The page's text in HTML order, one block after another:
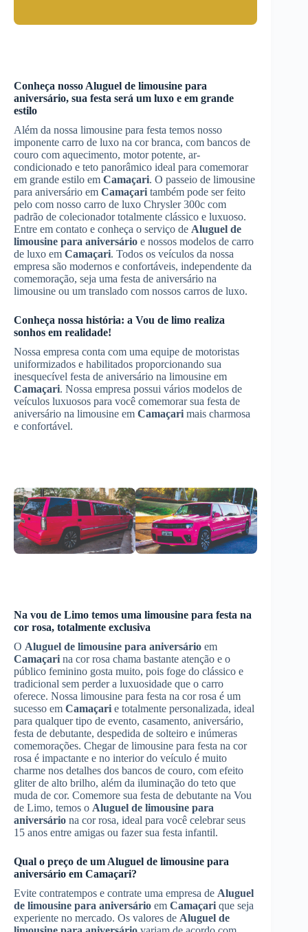
Conheça nosso Aluguel de limousine para
aniversário, sua festa será um luxo e em grande
estilo
Além da nossa limousine para festa temos nosso
imponente carro de luxo na cor branca, com bancos de
couro com aquecimento, motor potente, ar-
condicionado e teto panorâmico ideal para comemorar
em grande estilo em Camaçari. O passeio de limousine
para aniversário em Camaçari também pode ser feito
pelo com nosso carro de luxo Chrysler 300c com
padrão de colecionador totalmente clássico e luxuoso.
Entre em contato e conheça o serviço de Aluguel de
limousine para aniversário e nossos modelos de carro
de luxo em Camaçari. Todos os veículos da nossa
empresa são modernos e confortáveis, independente da
comemoração, seja uma festa de aniversário na
limousine ou um translado com nossos carros de luxo.
Conheça nossa história: a Vou de limo realiza
sonhos em realidade!
Nossa empresa conta com uma equipe de motoristas
uniformizados e habilitados proporcionando sua
inesquecível festa de aniversário na limousine em
Camaçari. Nossa empresa possui vários modelos de
veículos luxuosos para você comemorar sua festa de
aniversário na limousine em Camaçari mais charmosa
e confortável.
Na vou de Limo temos uma limousine para festa na
cor rosa, totalmente exclusiva
O Aluguel de limousine para aniversário em
Camaçari na cor rosa chama bastante atenção e o
público feminino gosta muito, pois foge do clássico e
tradicional sem perder a luxuosidade que o carro
oferece. Nossa limousine para festa na cor rosa é um
sucesso em Camaçari e totalmente personalizada, ideal
para qualquer tipo de evento, casamento, aniversário,
festa de debutante, despedida de solteiro e inúmeras
comemorações. Chegar de limousine para festa na cor
rosa é impactante e no interior do veículo é muito
charme nos detalhes dos bancos de couro, com efeito
gliter de alto brilho, além da iluminação do teto que
muda de cor. Comemore sua festa de debutante na Vou
de Limo, temos o Aluguel de limousine para
aniversário na cor rosa, ideal para você celebrar seus
15 anos entre amigas ou fazer sua festa infantil.
Qual o preço de um Aluguel de limousine para
aniversário em Camaçari?
Evite contratempos e contrate uma empresa de Aluguel
de limousine para aniversário em Camaçari que seja
experiente no mercado. Os valores de Aluguel de